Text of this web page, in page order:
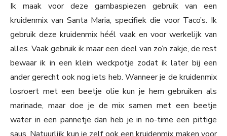
Ik maak voor deze gambaspiezen gebruik van een
kruidenmix van Santa Maria, specifiek die voor Taco’s. Ik
gebruik deze kruidenmix héél vaak en voor werkelijk van
alles. Vaak gebruik ik maar een deel van zo’n zakje, de rest
bewaar ik in een klein weckpotje zodat ik later bij een
ander gerecht ook nog iets heb. Wanneer je de kruidenmix
losroert met een beetje olie kun je hem gebruiken als
marinade, maar doe je de mix samen met een beetje
water in een pannetje dan heb je in no-time een pittige